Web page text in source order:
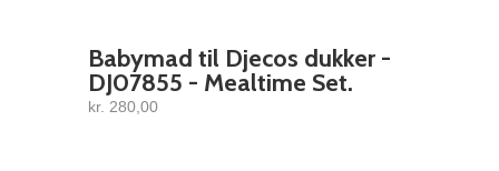
Babymad til Djecos dukker -
DJ07855 - Mealtime Set.
kr. 280,00